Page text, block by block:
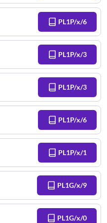
PL1P/x/6
PL1P/x/3
PL1P/x/3
PL1P/x/6
PL1P/x/1
PL1G/x/9
PL1G/x/0